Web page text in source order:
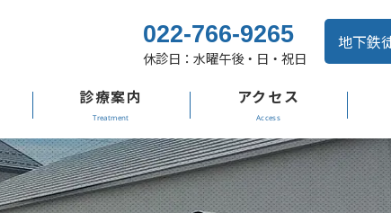
022-766-9265
休診日：水曜午後・日・祝日
地下鉄
診療案内 アクセス